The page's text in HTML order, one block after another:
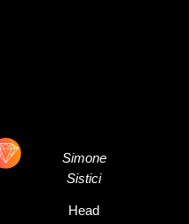
Simone
Sistici
Head